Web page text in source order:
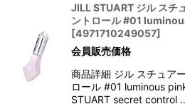
JILL STUART ジル スチ
ントロール #01
[4971710249057]
会員販売価格
商品詳細 ジル スチュア
ロール #01 luminous
STUART secret control